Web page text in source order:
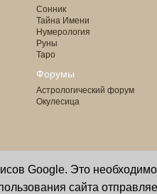
Google. Это
сайта
Сонник
Тайна Имени
Нумерология
Руны
Таро
Форумы
Астрологический форум
Окулесица
астролог И. Звягина
программист Ю. Данилов